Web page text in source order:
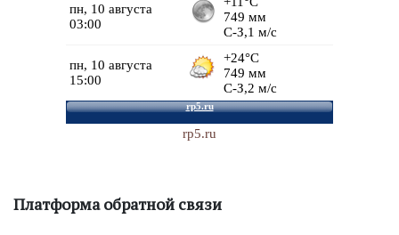
rp5.ru
Платформа обратной связи